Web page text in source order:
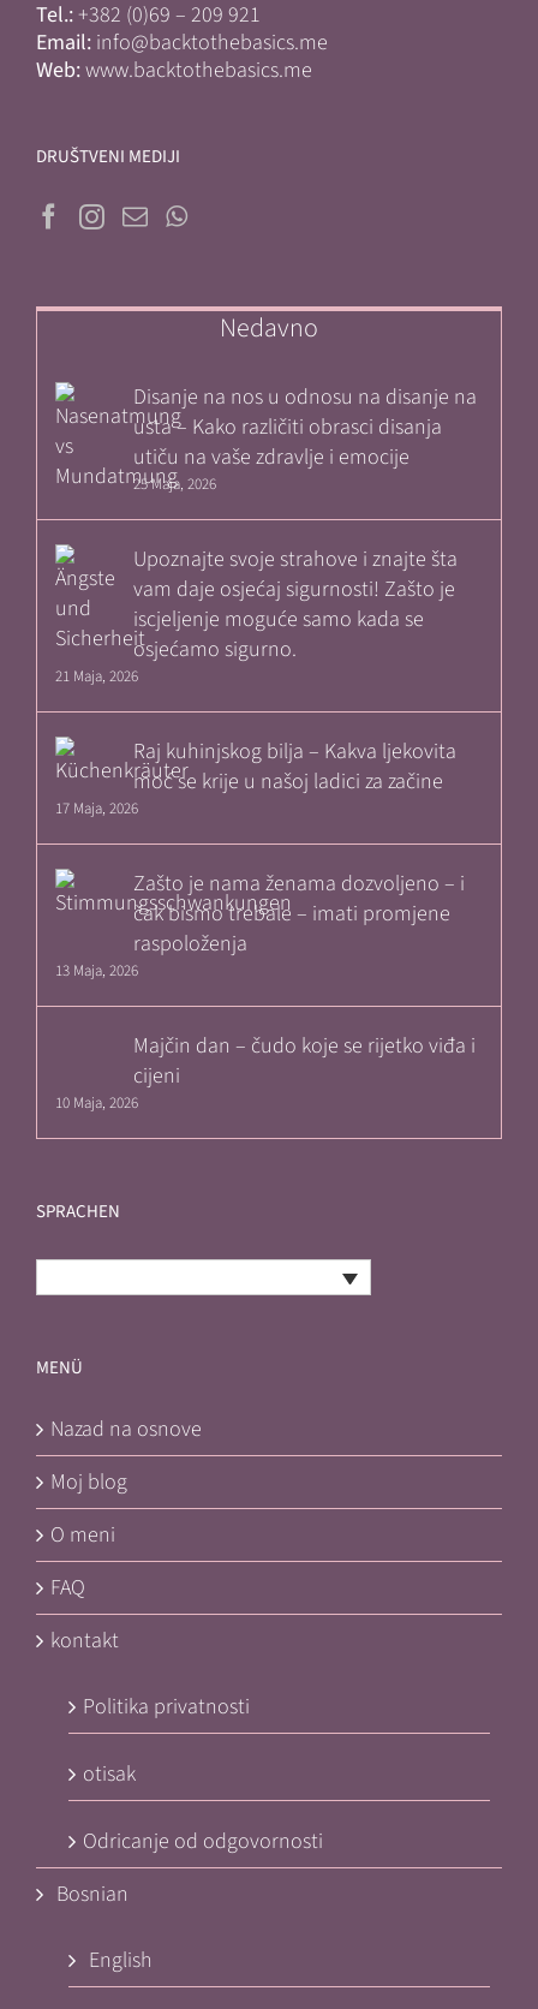
Tel.:+382 (0)69 – 209 921
Email: info@backtothebasics.me
Web:www.backtothebasics.me
DRUŠTVENI MEDIJI
Nedavno
Disanje na nos u odnosu na disanje na
usta – Kako različiti obrasci disanja
utiču na vaše zdravlje i emocije
25 Maja, 2026
Upoznajte svoje strahove i znajte šta
vam daje osjećaj sigurnosti! Zašto je
iscjeljenje moguće samo kada se
osjećamo sigurno.
21 Maja, 2026
Raj kuhinjskog bilja – Kakva ljekovita
moć se krije u našoj ladici za začine
17 Maja, 2026
Zašto je nama ženama dozvoljeno – i
čak bismo trebale – imati promjene
raspoloženja
13 Maja, 2026
Majčin dan – čudo koje se rijetko viđa i
cijeni
10 Maja, 2026
SPRACHEN
MENÜ
Nazad na osnove
Moj blog
O meni
FAQ
kontakt
Politika privatnosti
otisak
Odricanje od odgovornosti
Bosnian
English